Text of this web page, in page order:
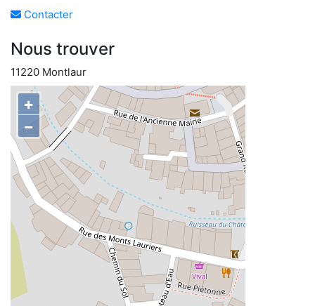
Contacter
Nous trouver
11220 Montlaur
+
−